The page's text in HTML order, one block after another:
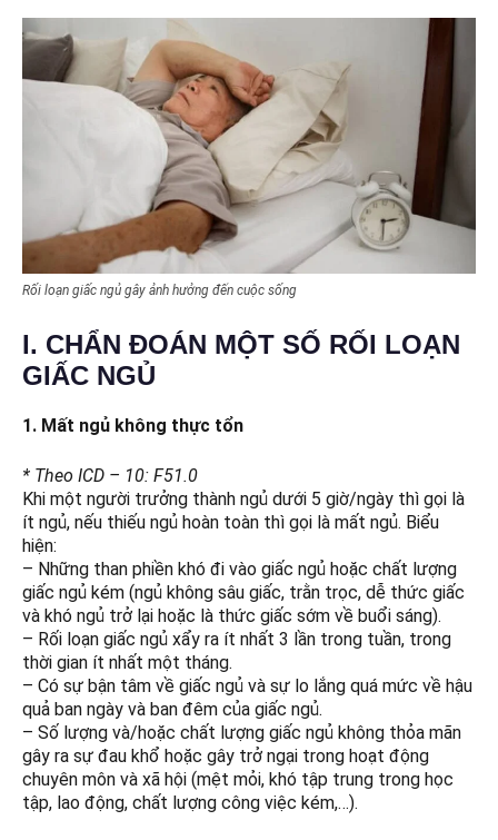
Rối loạn giấc ngủ gây ảnh hưởng đến cuộc sống
I. CHẨN ĐOÁN MỘT SỐ RỐI LOẠN
GIẤC NGỦ
1. Mất ngủ không thực tổn
* Theo ICD – 10: F51.0
Khi một người trưởng thành ngủ dưới 5 giờ/ngày thì gọi là
ít ngủ, nếu thiếu ngủ hoàn toàn thì gọi là mất ngủ. Biểu
hiện:
– Những than phiền khó đi vào giấc ngủ hoặc chất lượng
giấc ngủ kém (ngủ không sâu giấc, trằn trọc, dễ thức giấc
và khó ngủ trở lại hoặc là thức giấc sớm về buổi sáng).
– Rối loạn giấc ngủ xẩy ra ít nhất 3 lần trong tuần, trong
thời gian ít nhất một tháng.
– Có sự bận tâm về giấc ngủ và sự lo lắng quá mức về hậu
quả ban ngày và ban đêm của giấc ngủ.
– Số lượng và/hoặc chất lượng giấc ngủ không thỏa mãn
gây ra sự đau khổ hoặc gây trở ngại trong hoạt động
chuyên môn và xã hội (mệt mỏi, khó tập trung trong học
tập, lao động, chất lượng công việc kém,…).